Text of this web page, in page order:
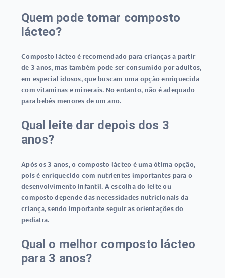
Quem pode tomar composto
lácteo?
Composto lácteo é recomendado para crianças a partir
de 3 anos, mas também pode ser consumido por adultos,
em especial idosos, que buscam uma opção enriquecida
com vitaminas e minerais. No entanto, não é adequado
para bebês menores de um ano.
Qual leite dar depois dos 3
anos?
Após os 3 anos, o composto lácteo é uma ótima opção,
pois é enriquecido com nutrientes importantes para o
desenvolvimento infantil. A escolha do leite ou
composto depende das necessidades nutricionais da
criança, sendo importante seguir as orientações do
pediatra.
Qual o melhor composto lácteo
para 3 anos?